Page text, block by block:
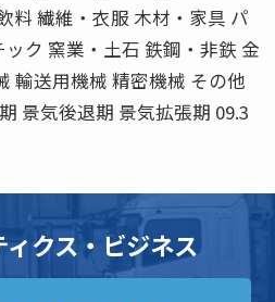
繊維・衣服 木材・家具 パ
ク 窯業・土石 鉄鋼・非鉄 金
輸送用機械 精密機械 その他
景気後退期 景気拡張期 09.3
クス・ビジネス